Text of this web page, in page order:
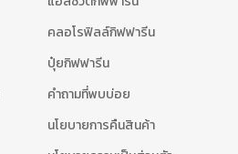
คลอโรฟิลล์กิฟฟารีน
ปุ๋ยกิฟฟารีน
คำถามที่พบบ่อย
นโยบายการคืนสินค้า